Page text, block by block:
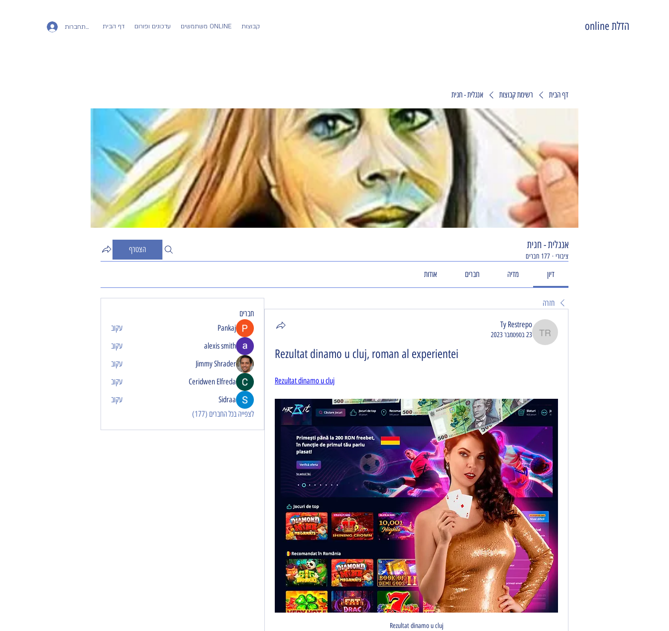
להתחברות דף הבית עדכונים ופורום משתמשים ONLINE קבוצות הדלת online
דף הבית רשימת קבוצות אנגלית - חגית
אנגלית - חגית
ציבורי · 177 חברים
הצטרף
דיון מדיה חברים אודות
חזרה
Ty Restrepo
Ty Restrepo
23 בספטמבר 2023
Rezultat dinamo u cluj, roman al experientei
Rezultat dinamo u cluj
Rezultat dinamo u cluj
חברים
Pankaj
עקוב
alexis smith
עקוב
Jimmy Shrader
עקוב
Ceridwen Elfreda
עקוב
Sidraa
עקוב
לצפייה בכל החברים (177)